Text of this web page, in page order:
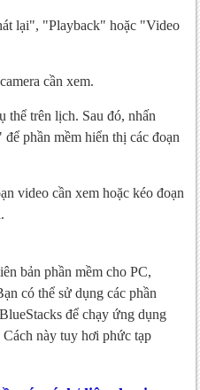
lại", "Playback" hoặc "Video
cần xem.
thể trên lịch. Sau đó, nhấn
phần mềm hiển thị các đoạn
video cần xem hoặc kéo đoạn
bản phần mềm cho PC,
có thể sử dụng các phần
để chạy ứng dụng
này tuy hơi phức tạp